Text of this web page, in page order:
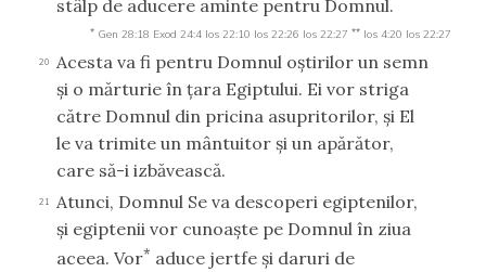
stâlp de aducere aminte pentru Domnul.
* Gen 28:18 Exod 24:4 Ios 22:10 Ios 22:26 Ios 22:27 ** Ios 4:20 Ios 22:27
20
Acesta va fi pentru Domnul oştirilor un semn
şi o mărturie în ţara Egiptului. Ei vor striga
către Domnul din pricina asupritorilor, şi El
le va trimite un mântuitor şi un apărător,
care să-i izbăvească.
21
Atunci, Domnul Se va descoperi egiptenilor,
şi egiptenii vor cunoaşte pe Domnul în ziua
aceea. Vor* aduce jertfe şi daruri de